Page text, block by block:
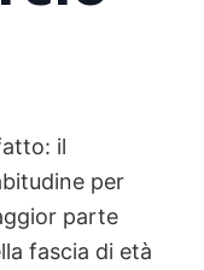
il
per
parte
fascia di età